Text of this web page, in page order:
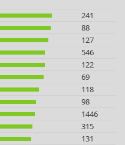
241
88
127
546
122
69
118
98
1446
315
131